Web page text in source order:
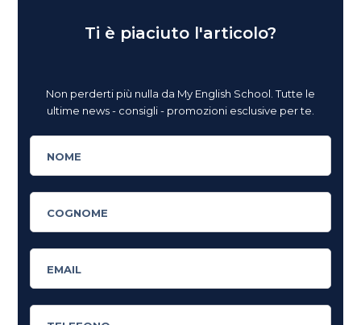
Ti è piaciuto l'articolo?
Non perderti più nulla da My English School. Tutte le
ultime news - consigli - promozioni esclusive per te.